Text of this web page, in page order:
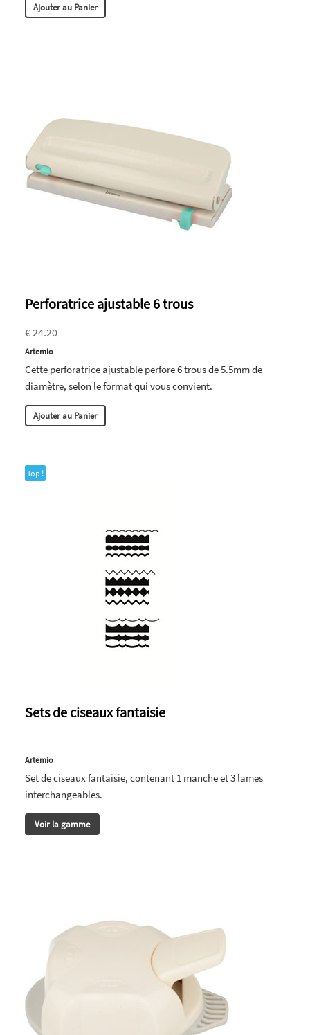
Ajouter au Panier
Perforatrice ajustable 6 trous
€ 24.20
Artemio
Cette perforatrice ajustable perfore 6 trous de 5.5mm de
diamètre, selon le format qui vous convient.
Ajouter au Panier
Top !
Sets de ciseaux fantaisie
Artemio
Set de ciseaux fantaisie, contenant 1 manche et 3 lames
interchangeables.
Voir la gamme